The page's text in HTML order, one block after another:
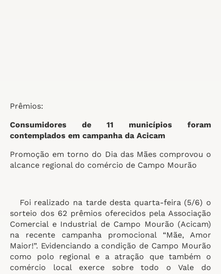
Prêmios:
Consumidores de 11 municípios foram
contemplados em campanha da Acicam
Promoção em torno do Dia das Mães comprovou o
alcance regional do comércio de Campo Mourão
Foi realizado na tarde desta quarta-feira (5/6) o
sorteio dos 62 prêmios oferecidos pela Associação
Comercial e Industrial de Campo Mourão (Acicam)
na recente campanha promocional “Mãe, Amor
Maior!”. Evidenciando a condição de Campo Mourão
como polo regional e a atração que também o
comércio local exerce sobre todo o Vale do